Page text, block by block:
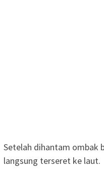
Setelah dihantam ombak
langsung terseret ke laut.